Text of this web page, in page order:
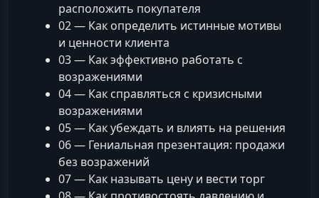
расположить покупателя
02 — Как определить истинные мотивы
и ценности клиента
03 — Как эффективно работать с
возражениями
04 — Как справляться с кризисными
возражениями
05 — Как убеждать и влиять на решения
06 — Гениальная презентация: продажи
без возражений
07 — Как называть цену и вести торг